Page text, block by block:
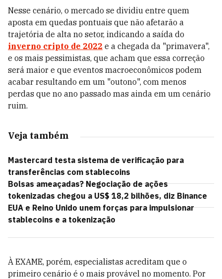
Nesse cenário, o mercado se dividiu entre quem
aposta em quedas pontuais que não afetarão a
trajetória de alta no setor, indicando a saída do
inverno cripto de 2022 e a chegada da "primavera",
e os mais pessimistas, que acham que essa correção
será maior e que eventos macroeconômicos podem
acabar resultando em um "outono", com menos
perdas que no ano passado mas ainda em um cenário
ruim.
Veja também
Mastercard testa sistema de verificação para
transferências com stablecoins
Bolsas ameaçadas? Negociação de ações
tokenizadas chegou a US$ 18,2 bilhões, diz Binance
EUA e Reino Unido unem forças para impulsionar
stablecoins e a tokenização
À EXAME, porém, especialistas acreditam que o
primeiro cenário é o mais provável no momento. Por